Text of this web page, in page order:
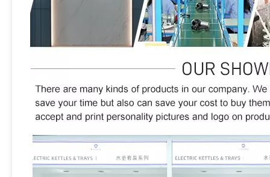
mejores productos y excelentes servicios.